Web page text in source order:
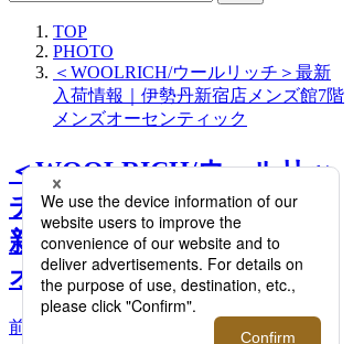
TOP
PHOTO
＜WOOLRICH/ウールリッチ＞最新
入荷情報｜伊勢丹新宿店メンズ館7階
メンズオーセンティック
＜WOOLRICH/ウールリッ
チ＞最新入荷情報｜伊勢丹
新宿店メンズ館7階メンズ
オーセンティック >>
前へ